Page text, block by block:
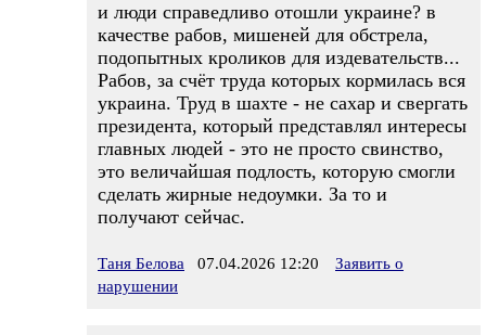
и люди справедливо отошли украине? в
качестве рабов, мишеней для обстрела,
подопытных кроликов для издевательств...
Рабов, за счёт труда которых кормилась вся
украина. Труд в шахте - не сахар и свергать
президента, который представлял интересы
главных людей - это не просто свинство,
это величайшая подлость, которую смогли
сделать жирные недоумки. За то и
получают сейчас.
Таня Белова 07.04.2026 12:20
Заявить о
нарушении